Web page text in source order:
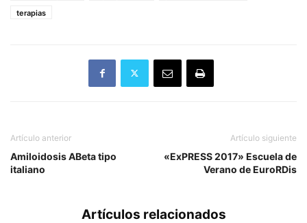
terapias
Artículo anterior
Amiloidosis ABeta tipo
italiano
Artículo siguiente
«ExPRESS 2017» Escuela de
Verano de EuroRDis
Artículos relacionados